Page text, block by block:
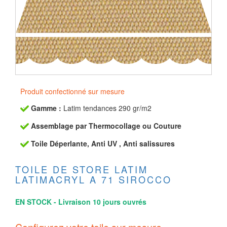
Produit confectionné sur mesure
Gamme : Latim tendances 290 gr/m2
Assemblage par Thermocollage ou Couture
Toile Déperlante, Anti UV , Anti salissures
TOILE DE STORE LATIM
LATIMACRYL A 71 SIROCCO
EN STOCK - Livraison 10 jours ouvrés